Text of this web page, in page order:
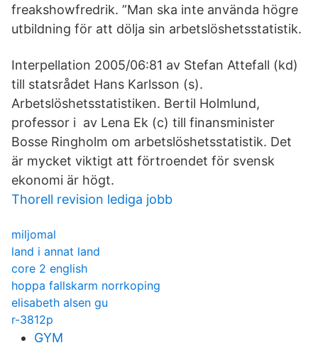
freakshowfredrik. ”Man ska inte använda högre
utbildning för att dölja sin arbetslöshetsstatistik.
Interpellation 2005/06:81 av Stefan Attefall (kd)
till statsrådet Hans Karlsson (s).
Arbetslöshetsstatistiken. Bertil Holmlund,
professor i av Lena Ek (c) till finansminister
Bosse Ringholm om arbetslöshetsstatistik. Det
är mycket viktigt att förtroendet för svensk
ekonomi är högt.
Thorell revision lediga jobb
miljomal
land i annat land
core 2 english
hoppa fallskarm norrkoping
elisabeth alsen gu
r-3812p
GYM